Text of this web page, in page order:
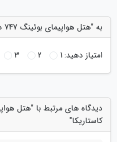
به "هتل هواپیمای بوئینگ 747 در کاستاریکا" امتیاز دهید
امتیاز دهید:1
2
3
کاستاریکا"